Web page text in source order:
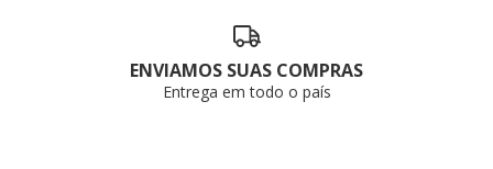
ENVIAMOS SUAS COMPRAS
Entrega em todo o país